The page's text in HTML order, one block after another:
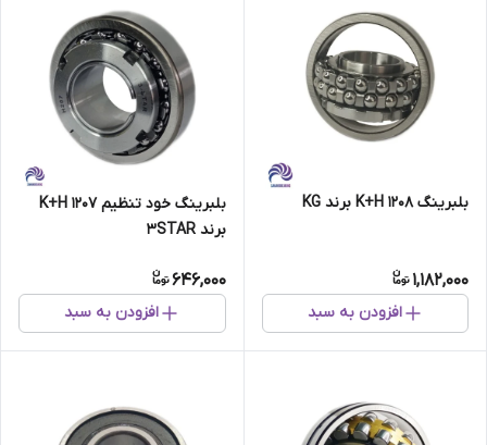
بلبرینگ 1208 K+H برند KG
1,182,000
افزودن به سبد
بلبرینگ خود تنظیم 1207 K+H
برند 3STAR
646,000
افزودن به سبد